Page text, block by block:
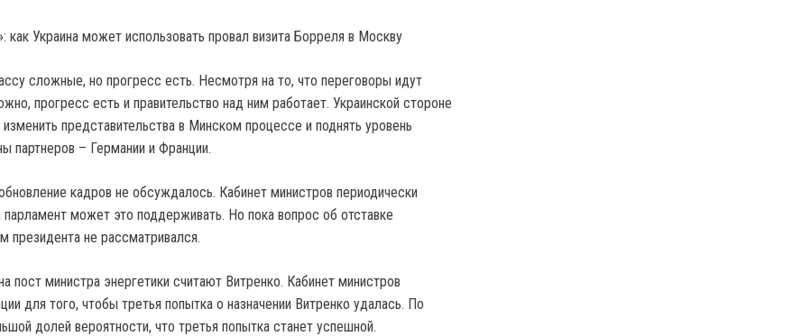
как Украина может использовать провал визита Борреля в Москву
сложные, но прогресс есть. Несмотря на то, что переговоры идут
прогресс есть и правительство над ним работает. Украинской стороне
представительства в Минском процессе и поднять уровень
партнеров – Германии и Франции.
кадров не обсуждалось. Кабинет министров периодически
парламент может это поддерживать. Но пока вопрос об отставке
президента не рассматривался.
пост министра энергетики считают Витренко. Кабинет министров
для того, чтобы третья попытка о назначении Витренко удалась. По
долей вероятности, что третья попытка станет успешной.